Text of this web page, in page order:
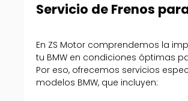
Servicio de Frenos
En ZS Motor comprendemos la
tu BMW en condiciones óptimas
Por eso, ofrecemos servicios
modelos BMW, que incluyen: